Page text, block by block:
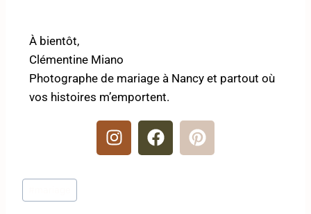
À bientôt,
Clémentine Miano
Photographe de mariage à Nancy et partout où
vos histoires m’emportent.